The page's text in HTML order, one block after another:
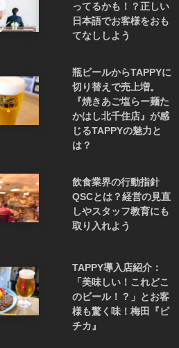
ってるかも！？正しい
日本語でお客様をおも
てなししよう
瓶ビールからTAPPYに
切り替えで売上増。
『焼きあご塩らー麺た
かはし北千住店』が感
じるTAPPYの魅力と
は？
飲食業界の行動指針
QSCとは？経営の見直
しやスタッフ教育にも
取り入れよう
TAPPY導入店紹介：
「美味しい！これどこ
のビール！？」とお客
様も驚く味！梅田『ピ
チカ』